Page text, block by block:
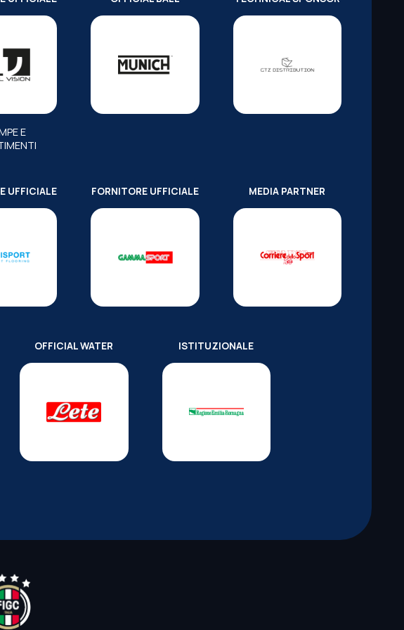
E
UFFICIALE FORNITORE UFFICIALE MEDIA PARTNER
OFFICIAL WATER ISTITUZIONALE